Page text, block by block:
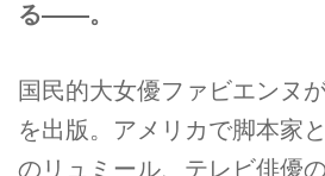
る――。
国民的大女優ファビエンヌ
を出版。アメリカで脚本家
のリュミール、テレビ俳優